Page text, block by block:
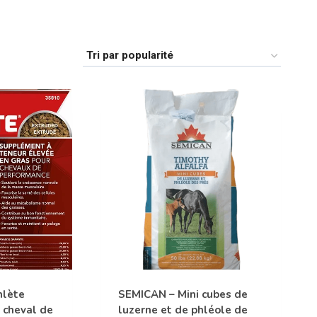
son alimentation de façon idéale.
nutritionnels et les niveaux d’activités vous
de
SEMICAN – Mini cubes de
luzerne et de phléole de